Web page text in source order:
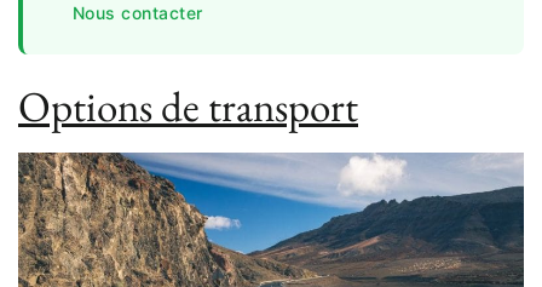
Nous contacter
Options de transport